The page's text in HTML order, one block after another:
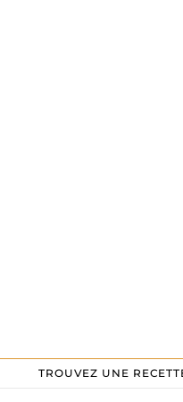
TROUVEZ UNE